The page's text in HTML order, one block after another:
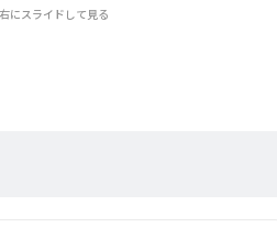
にスライドして見る